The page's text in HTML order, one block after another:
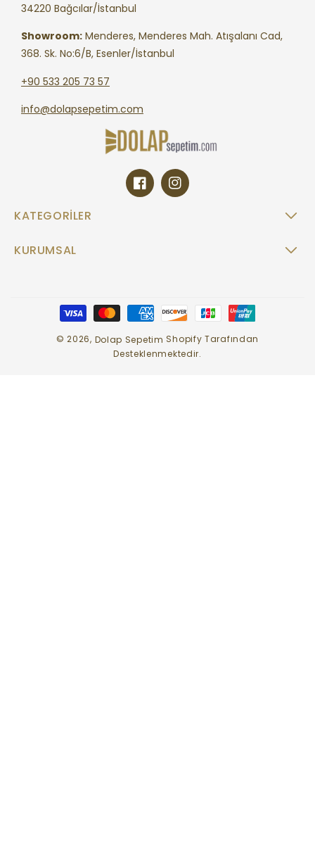
FacebookInstagram
KATEGORILER
KURUMSAL
34220 Bağcılar/İstanbul
Showroom: Menderes, Menderes Mah. Atışalanı Cad,
368. Sk. No:6/B, Esenler/İstanbul
+90 533 205 73 57
info@dolapsepetim.com
Ödeme
yöntemleri
© 2026, Dolap Sepetim Shopify Tarafından
Desteklenmektedir.